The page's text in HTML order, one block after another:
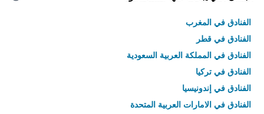
الفنادق في المغرب
الفنادق في قطر
الفنادق في المملكة العربية السعودية
الفنادق في تركيا
الفنادق في إندونيسيا
الفنادق في الامارات العربية المتحدة